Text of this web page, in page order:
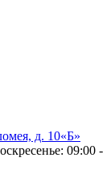
д. 10«Б»
09:00 -